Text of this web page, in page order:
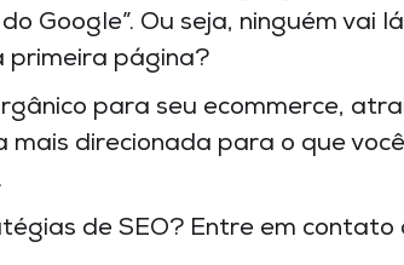
Google”. Ou seja, ninguém vai
primeira página?
para seu ecommerce,
mais direcionada para o que
de SEO? Entre em contato